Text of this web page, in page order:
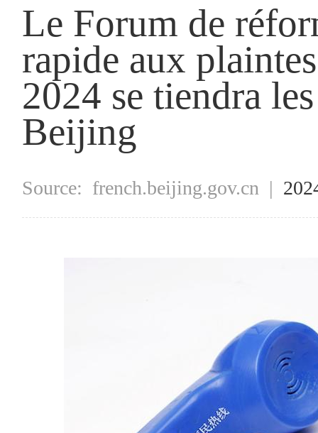
Le Forum de
rapide aux
2024 se tiendra
Beijing
Source: french.beijing.gov.cn |